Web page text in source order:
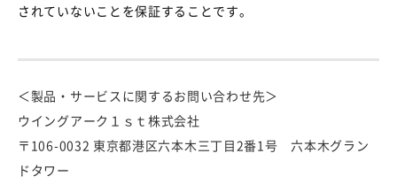
されていないことを保証することです。
＜製品・サービスに関するお問い合わせ先＞
ウイングアーク１ｓｔ株式会社
〒106-0032 東京都港区六本木三丁目2番1号 六本木グラン
ドタワー